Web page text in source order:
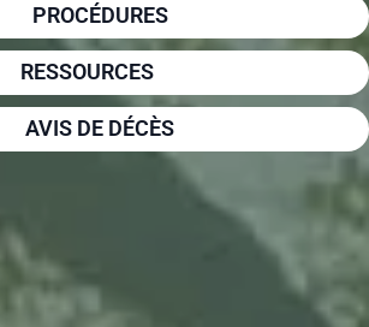
PROCÉDURES
RESSOURCES
AVIS DE DÉCÈS